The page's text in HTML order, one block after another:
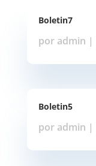
Boletin7
por admin |
Boletin5
por admin |